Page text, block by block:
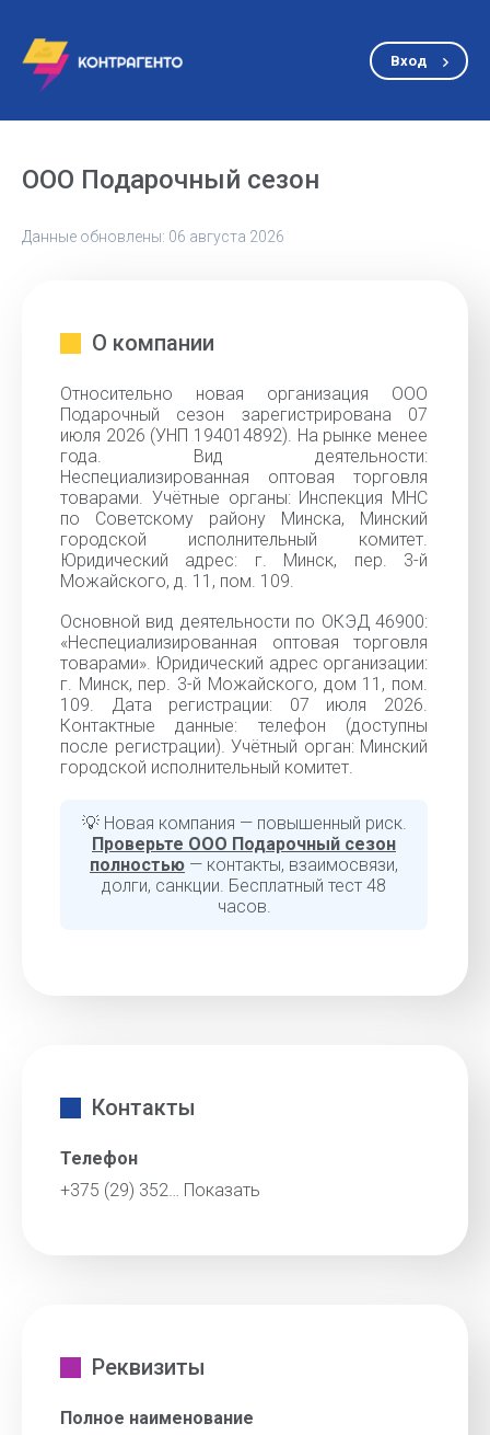
Вход
ООО Подарочный сезон
Данные обновлены: 06 августа 2026
О компании
Относительно новая организация ООО
Подарочный сезон зарегистрирована 07
июля 2026 (УНП 194014892). На рынке менее
года. Вид деятельности:
Неспециализированная оптовая торговля
товарами. Учётные органы: Инспекция МНС
по Советскому району Минска, Минский
городской исполнительный комитет.
Юридический адрес: г. Минск, пер. 3-й
Можайского, д. 11, пом. 109.
Основной вид деятельности по ОКЭД 46900:
«Неспециализированная оптовая торговля
товарами». Юридический адрес организации:
г. Минск, пер. 3-й Можайского, дом 11, пом.
109. Дата регистрации: 07 июля 2026.
Контактные данные: телефон (доступны
после регистрации). Учётный орган: Минский
городской исполнительный комитет.
💡 Новая компания — повышенный риск.
Проверьте ООО Подарочный сезон
полностью — контакты, взаимосвязи,
долги, санкции. Бесплатный тест 48
часов.
Контакты
Телефон
+375 (29) 352… Показать
Реквизиты
Полное наименование